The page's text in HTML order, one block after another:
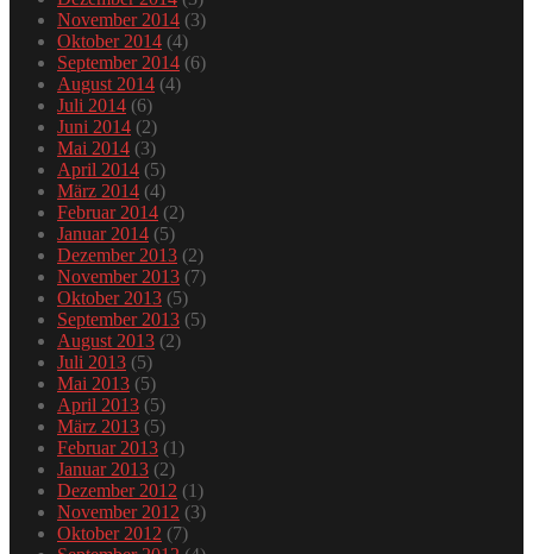
November 2014 (3)
Oktober 2014 (4)
September 2014 (6)
August 2014 (4)
Juli 2014 (6)
Juni 2014 (2)
Mai 2014 (3)
April 2014 (5)
März 2014 (4)
Februar 2014 (2)
Januar 2014 (5)
Dezember 2013 (2)
November 2013 (7)
Oktober 2013 (5)
September 2013 (5)
August 2013 (2)
Juli 2013 (5)
Mai 2013 (5)
April 2013 (5)
März 2013 (5)
Februar 2013 (1)
Januar 2013 (2)
Dezember 2012 (1)
November 2012 (3)
Oktober 2012 (7)